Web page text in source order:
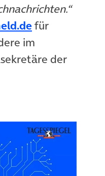
(öffnet in
für
im
der